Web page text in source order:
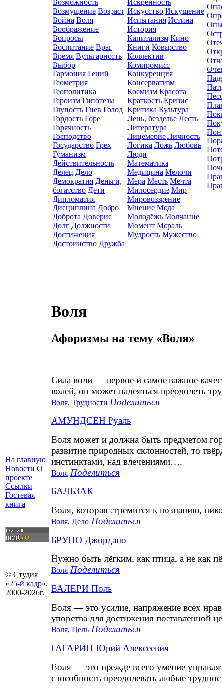
На главную
Новости О
проекте
Ссылки
Гостевая
книга
© Студия
«25-й кадр»,
2000-2026г.
Возможность
Возмущение Возраст
Война Воля
Воображение
Вопросы
Воспитание Враг
Время Вульгарность
Выбор
Гармония Гений
Геометрия
Геополитика
Героизм Гипотезы
Глупость Гнев Голод
Гордость Горе
Горячность
Господство
Государство Грех
Гуманизм
Действительность
Делец Дело
Демократия Деньги,
богатство Дети
Дипломатия
Дисциплина Добро
Доброта Доверие
Долг Должности
Достижения
Достоинство Дружба
Искренность
Искусство Искушение
Испытания Истина
История
Капитализм Кино
Книги Коварство
Коллектив
Компромисc
Конкуренция
Консерватизм
Космизм Красота
Краткость Кризис
Критика Культура
Лень, безделье Лесть
Литература
Лицемерие Личность
Логика Ложь Любовь
Люди
Математика
Медицина Мелочи
Мера Месть Мечта
Милосердие Мир
Мировоззрение
Мнение Мода
Молодёжь Молчание
Момент Мораль
Мудрость Мужество
Воля
Афоризмы на тему «Воля»
Сила воли — первое и самое важное
волей, он может надеяться преодолеть
Воля, Трудности Поделиться
АМУНДСЕН Руаль
Воля может и должна быть предметом
развитие природных склонностей, то
инстинктами, над влечениями….
Воля Поделиться
БАЛЬЗАК
Воля, которая стремится к познанию,
Воля, Дело Поделиться
БРУНО Джордано
Нужно быть лёгким, как птица, а не как
Воля Поделиться
ВАЛЕРИ Поль
Воля — это усилие, напряжение всех
упорства для достижения поставленной
Воля, Цель Поделиться
ГАГАРИН Юрий Алексеевич
Воля — это прежде всего умение
способность преодолевать любые